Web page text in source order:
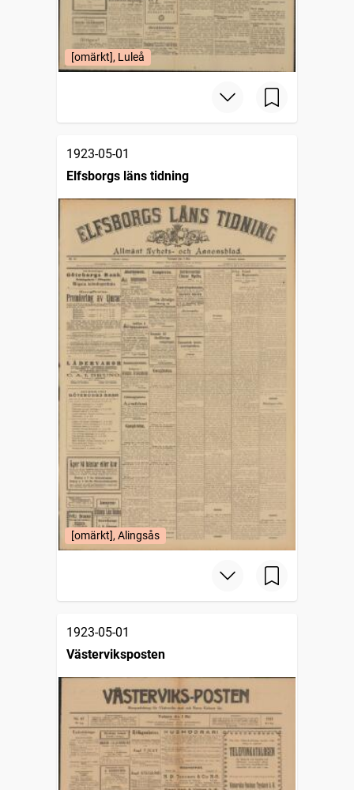
[omärkt], Luleå
1923-05-01
Elfsborgs läns tidning
[omärkt], Alingsås
1923-05-01
Västerviksposten